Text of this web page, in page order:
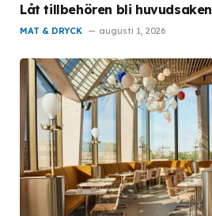
Låt tillbehören bli huvudsaken
MAT & DRYCK augusti 1, 2026